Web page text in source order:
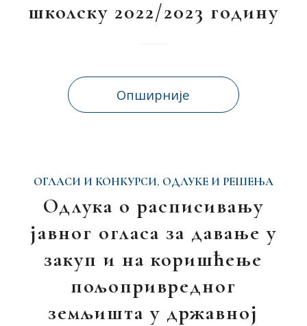
школску 2022/2023 годину
Опширније
ОГЛАСИ И КОНКУРСИ, ОДЛУКЕ И РЕШЕЊА
Одлука о расписивању
јавног огласа за давање у
закуп и на коришћење
пољопривредног
земљишта у државној